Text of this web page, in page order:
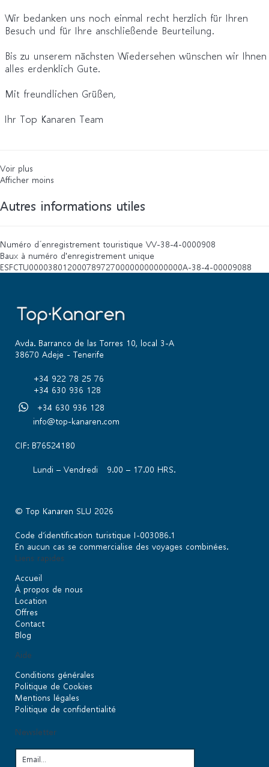
Wir bedanken uns noch einmal recht herzlich für Ihren
Besuch und für Ihre anschließende Beurteilung.
Bis zu unserem nächsten Wiedersehen wünschen wir Ihnen
alles erdenklich Gute.
Mit freundlichen Grüßen,
Ihr Top Kanaren Team
Voir plus
Afficher moins
Autres informations utiles
Numéro d´enregistrement touristique VV-38-4-0000908
Baux à numéro d'enregistrement unique
ESFCTU00003801200078972700000000000000A-38-4-00009088
Avda. Barranco de las Torres 10, local 3-A
38670 Adeje - Tenerife
+34 922 78 25 76
+34 630 936 128
+34 630 936 128
info@top-kanaren.com
CIF: B76524180
Lundi – Vendredi 9.00 – 17.00 HRS.
© Top Kanaren SLU 2026
Code d’identification turistique I-003086.1
En aucun cas se commercialise des voyages combinées.
Liens rapides
Accueil
À propos de nous
Location
Offres
Contact
Blog
Aide
Conditions générales
Politique de Cookies
Mentions légales
Politique de confidentialité
Newsletter